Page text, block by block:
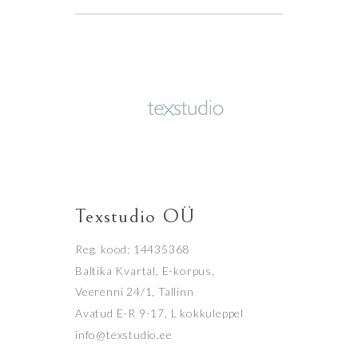
Texstudio OÜ
Reg. kood: 14435368
Baltika Kvartal, E-korpus,
Veerenni 24/1, Tallinn
Avatud E-R 9-17, L kokkuleppel
info@texstudio.ee